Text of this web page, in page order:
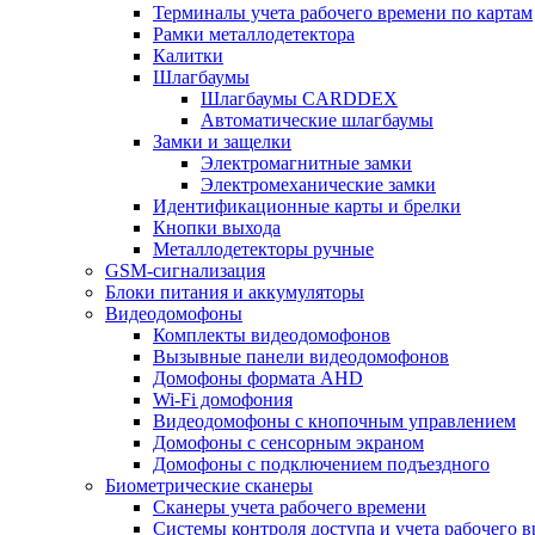
Терминалы учета рабочего времени по картам
Рамки металлодетектора
Калитки
Шлагбаумы
Шлагбаумы CARDDEX
Автоматические шлагбаумы
Замки и защелки
Электромагнитные замки
Электромеханические замки
Идентификационные карты и брелки
Кнопки выхода
Металлодетекторы ручные
GSM-сигнализация
Блоки питания и аккумуляторы
Видеодомофоны
Комплекты видеодомофонов
Вызывные панели видеодомофонов
Домофоны формата AHD
Wi-Fi домофония
Видеодомофоны с кнопочным управлением
Домофоны с сенсорным экраном
Домофоны с подключением подъездного
Биометрические сканеры
Сканеры учета рабочего времени
Системы контроля доступа и учета рабочего